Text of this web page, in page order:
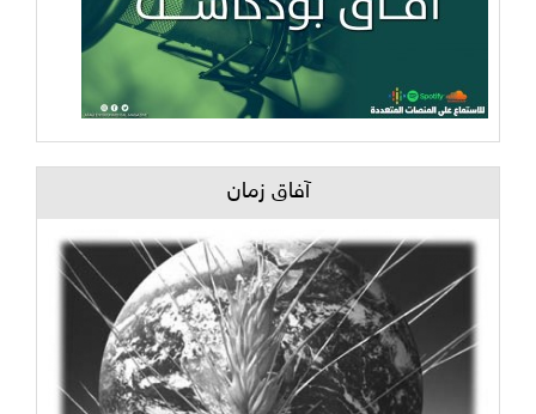
آفاق زمان